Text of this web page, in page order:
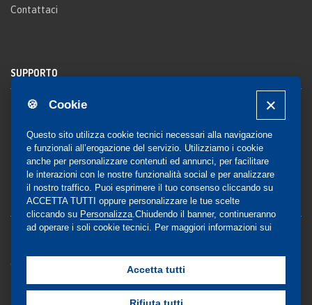
🍪 Cookie
Questo sito utilizza cookie tecnici necessari alla navigazione
e funzionali all’erogazione del servizio. Utilizziamo i cookie
anche per personalizzare contenuti ed annunci, per facilitare
le interazioni con le nostre funzionalità social e per analizzare
il nostro traffico. Puoi esprimere il tuo consenso cliccando su
ACCETTA TUTTI oppure personalizzare le tue scelte
cliccando su Personalizza .Chiudendo il banner, continueranno
ad operare i soli cookie tecnici. Per maggiori informazioni sui
Accetta tutti
Contattaci
SUPPORTO
Registrazione al sito
Notifica
COMMUNITY
Blog e Canali social
Gestione Consensi